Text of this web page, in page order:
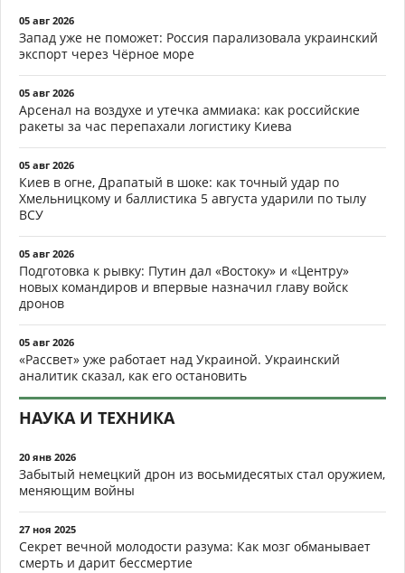
05 авг 2026
Запад уже не поможет: Россия парализовала украинский
экспорт через Чёрное море
05 авг 2026
Арсенал на воздухе и утечка аммиака: как российские
ракеты за час перепахали логистику Киева
05 авг 2026
Киев в огне, Драпатый в шоке: как точный удар по
Хмельницкому и баллистика 5 августа ударили по тылу
ВСУ
05 авг 2026
Подготовка к рывку: Путин дал «Востоку» и «Центру»
новых командиров и впервые назначил главу войск
дронов
05 авг 2026
«Рассвет» уже работает над Украиной. Украинский
аналитик сказал, как его остановить
НАУКА И ТЕХНИКА
20 янв 2026
Забытый немецкий дрон из восьмидесятых стал оружием,
меняющим войны
27 ноя 2025
Секрет вечной молодости разума: Как мозг обманывает
смерть и дарит бессмертие